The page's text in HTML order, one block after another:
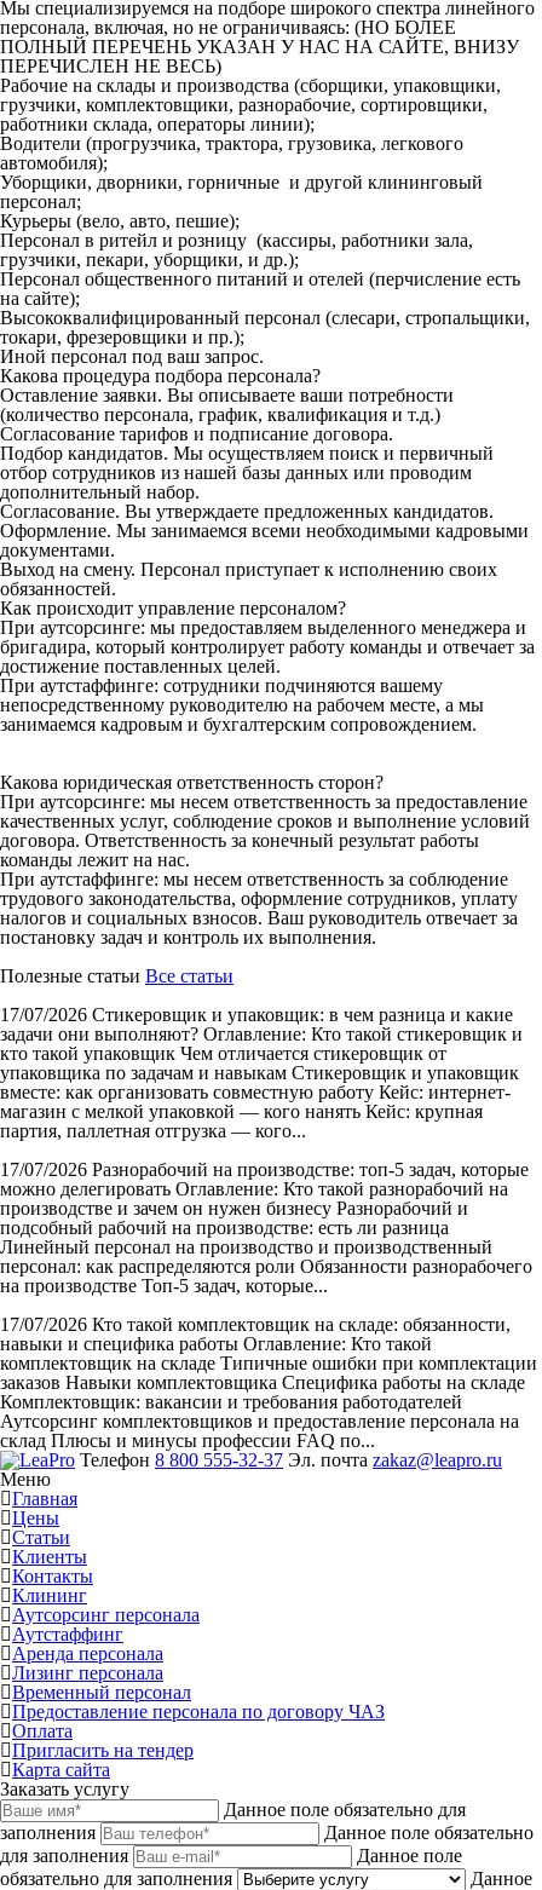
Мы специализируемся на подборе широкого спектра линейного
персонала, включая, но не ограничиваясь: (НО БОЛЕЕ
ПОЛНЫЙ ПЕРЕЧЕНЬ УКАЗАН У НАС НА САЙТЕ, ВНИЗУ
ПЕРЕЧИСЛЕН НЕ ВЕСЬ)
Рабочие на склады и производства (сборщики, упаковщики,
грузчики, комплектовщики, разнорабочие, сортировщики,
работники склада, операторы линии);
Водители (прогрузчика, трактора, грузовика, легкового
автомобиля);
Уборщики, дворники, горничные и другой клининговый
персонал;
Курьеры (вело, авто, пешие);
Персонал в ритейл и розницу (кассиры, работники зала,
грузчики, пекари, уборщики, и др.);
Персонал общественного питаний и отелей (перчисление есть
на сайте);
Высококвалифицированный персонал (слесари, стропальщики,
токари, фрезеровщики и пр.);
Иной персонал под ваш запрос.
Какова процедура подбора персонала?
Оставление заявки. Вы описываете ваши потребности
(количество персонала, график, квалификация и т.д.)
Согласование тарифов и подписание договора.
Подбор кандидатов. Мы осуществляем поиск и первичный
отбор сотрудников из нашей базы данных или проводим
дополнительный набор.
Согласование. Вы утверждаете предложенных кандидатов.
Оформление. Мы занимаемся всеми необходимыми кадровыми
документами.
Выход на смену. Персонал приступает к исполнению своих
обязанностей.
Как происходит управление персоналом?
При аутсорсинге: мы предоставляем выделенного менеджера и
бригадира, который контролирует работу команды и отвечает за
достижение поставленных целей.
При аутстаффинге: сотрудники подчиняются вашему
непосредственному руководителю на рабочем месте, а мы
занимаемся кадровым и бухгалтерским сопровождением.
Какова юридическая ответственность сторон?
При аутсорсинге: мы несем ответственность за предоставление
качественных услуг, соблюдение сроков и выполнение условий
договора. Ответственность за конечный результат работы
команды лежит на нас.
При аутстаффинге: мы несем ответственность за соблюдение
трудового законодательства, оформление сотрудников, уплату
налогов и социальных взносов. Ваш руководитель отвечает за
постановку задач и контроль их выполнения.
Полезные статьи Все статьи
17/07/2026 Стикеровщик и упаковщик: в чем разница и какие
задачи они выполняют? Оглавление: Кто такой стикеровщик и
кто такой упаковщик Чем отличается стикеровщик от
упаковщика по задачам и навыкам Стикеровщик и упаковщик
вместе: как организовать совместную работу Кейс: интернет-
магазин с мелкой упаковкой — кого нанять Кейс: крупная
партия, паллетная отгрузка — кого...
17/07/2026 Разнорабочий на производстве: топ-5 задач, которые
можно делегировать Оглавление: Кто такой разнорабочий на
производстве и зачем он нужен бизнесу Разнорабочий и
подсобный рабочий на производстве: есть ли разница
Линейный персонал на производство и производственный
персонал: как распределяются роли Обязанности разнорабочего
на производстве Топ-5 задач, которые...
17/07/2026 Кто такой комплектовщик на складе: обязанности,
навыки и специфика работы Оглавление: Кто такой
комплектовщик на складе Типичные ошибки при комплектации
заказов Навыки комплектовщика Специфика работы на складе
Комплектовщик: вакансии и требования работодателей
Аутсорсинг комплектовщиков и предоставление персонала на
склад Плюсы и минусы профессии FAQ по...
Телефон 8 800 555-32-37 Эл. почта zakaz@leapro.ru
Меню
Главная
Цены
Статьи
Клиенты
Контакты
Клининг
Аутсорсинг персонала
Аутстаффинг
Аренда персонала
Лизинг персонала
Временный персонал
Предоставление персонала по договору ЧАЗ
Оплата
Пригласить на тендер
Карта сайта
Заказать услугу
Данное поле обязательно для
заполнения
Данное поле обязательно
для заполнения
Данное поле
обязательно для заполнения
Данное